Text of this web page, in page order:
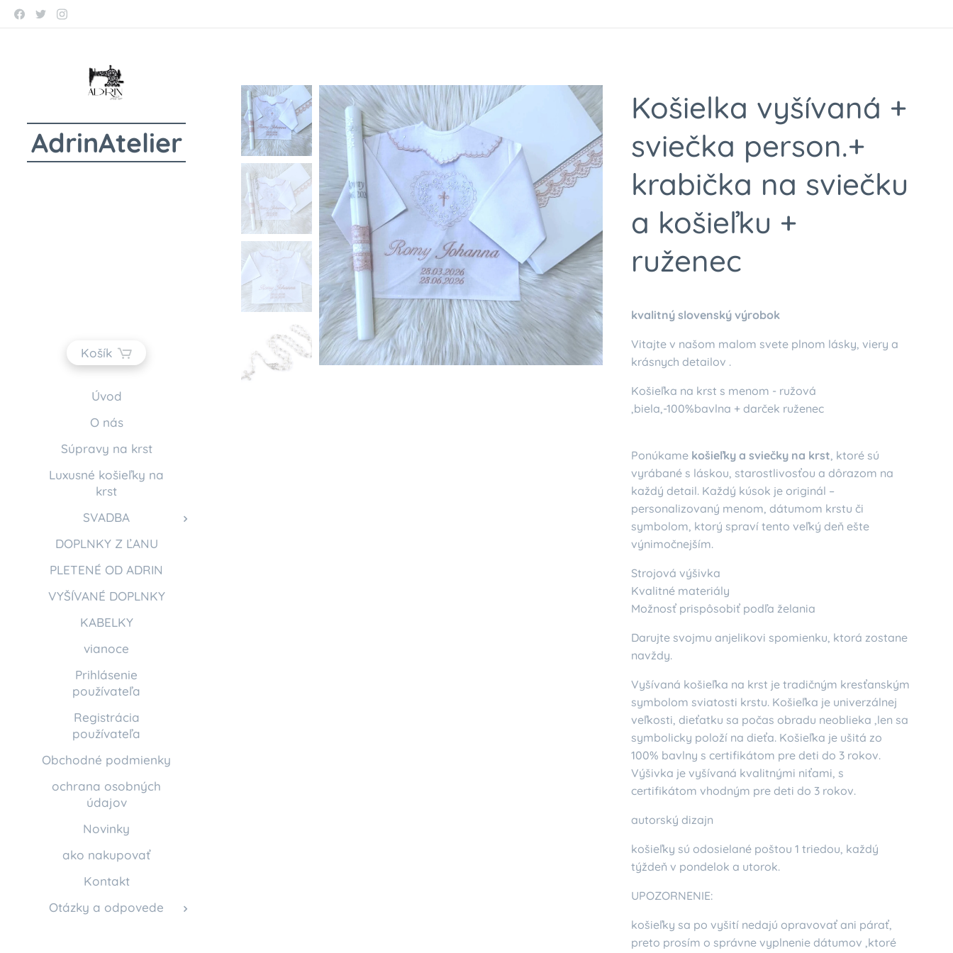
AdrinAtelier
Košík
Úvod
O nás
Súpravy na krst
Luxusné košieľky na
krst
SVADBA
DOPLNKY Z ĽANU
PLETENÉ OD ADRIN
VYŠÍVANÉ DOPLNKY
KABELKY
vianoce
Prihlásenie
používateľa
Registrácia
používateľa
Obchodné podmienky
ochrana osobných
údajov
Novinky
ako nakupovať
Kontakt
Otázky a odpovede
Košielka vyšívaná +
sviečka person.+
krabička na sviečku
a košieľku +
ruženec
kvalitný slovenský výrobok
Vitajte v našom malom svete plnom lásky, viery a
krásnych detailov .
Košieľka na krst s menom - ružová
,biela,-100%bavlna + darček ruženec
Ponúkame košieľky a sviečky na krst, ktoré sú
vyrábané s láskou, starostlivosťou a dôrazom na
každý detail. Každý kúsok je originál –
personalizovaný menom, dátumom krstu či
symbolom, ktorý spraví tento veľký deň ešte
výnimočnejším.
Strojová výšivka
Kvalitné materiály
Možnosť prispôsobiť podľa želania
Darujte svojmu anjelikovi spomienku, ktorá zostane
navždy.
Vyšívaná košieľka na krst je tradičným kresťanským
symbolom sviatosti krstu. Košieľka je univerzálnej
veľkosti, dieťatku sa počas obradu neoblieka ,len sa
symbolicky položí na dieťa. Košieľka je ušitá zo
100% bavlny s certifikátom pre deti do 3 rokov.
Výšivka je vyšívaná kvalitnými niťami, s
certifikátom vhodným pre deti do 3 rokov.
autorský dizajn
košieľky sú odosielané poštou 1 triedou, každý
týždeň v pondelok a utorok.
UPOZORNENIE:
košieľky sa po vyšití nedajú opravovať ani párať,
preto prosím o správne vyplnenie dátumov ,ktoré